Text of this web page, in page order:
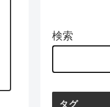
検索
タグ